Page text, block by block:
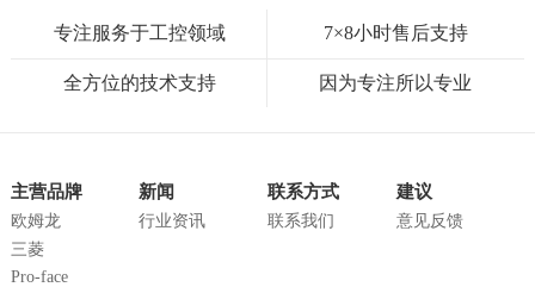
专注服务于工控领域 7×8小时售后支持
全方位的技术支持 因为专注所以专业
主营品牌
欧姆龙
三菱
Pro-face
新闻
行业资讯
联系方式
联系我们
建议
意见反馈